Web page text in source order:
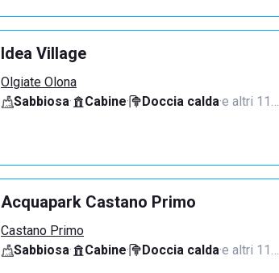
Idea Village
Olgiate Olona
Sabbiosa· Cabine· Doccia calda·e altri 11…
Acquapark Castano Primo
Castano Primo
Sabbiosa· Cabine· Doccia calda·e altri 11…